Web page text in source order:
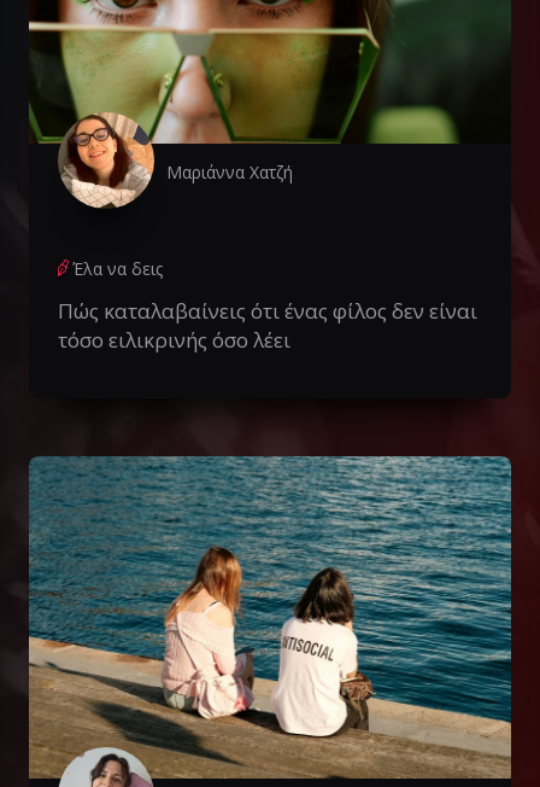
Μαριάννα Χατζή
Έλα να δεις
Πώς καταλαβαίνεις ότι ένας φίλος δεν είναι
τόσο ειλικρινής όσο λέει